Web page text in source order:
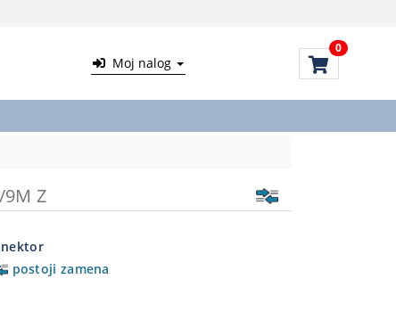
Moj nalog
0
9M Z
postoji zamena